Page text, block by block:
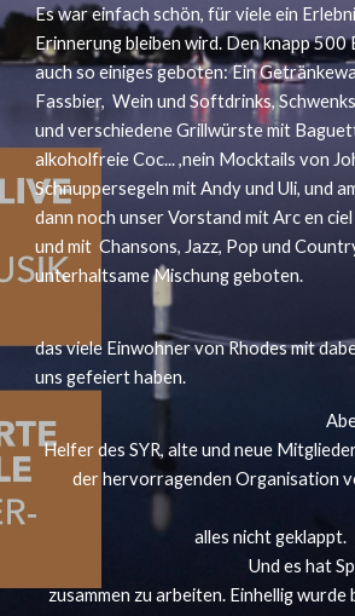
Es war einfach schön, für viele ein
Erinnerung bleiben wird. Den knapp 500
auch so einiges geboten: Ein
Fassbier, Wein und Softdrinks,
und verschiedene Grillwürste mit
alkoholfreie Coc... ,nein Mocktails von
Schnuppersegeln mit Andy und Uli, und
dann noch unser Vorstand mit Arc en
und mit Chansons, Jazz, Pop und
unterhaltsame Mischung geboten.
Schön war
das viele Einwohner von Rhodes mit
uns gefeiert haben.
Aber ohne
Helfer des SYR, alte und neue
der hervorragenden Organisation
Michelle
alles nicht geklappt.
Und es hat Spaß
zusammen zu arbeiten. Einhellig wurde